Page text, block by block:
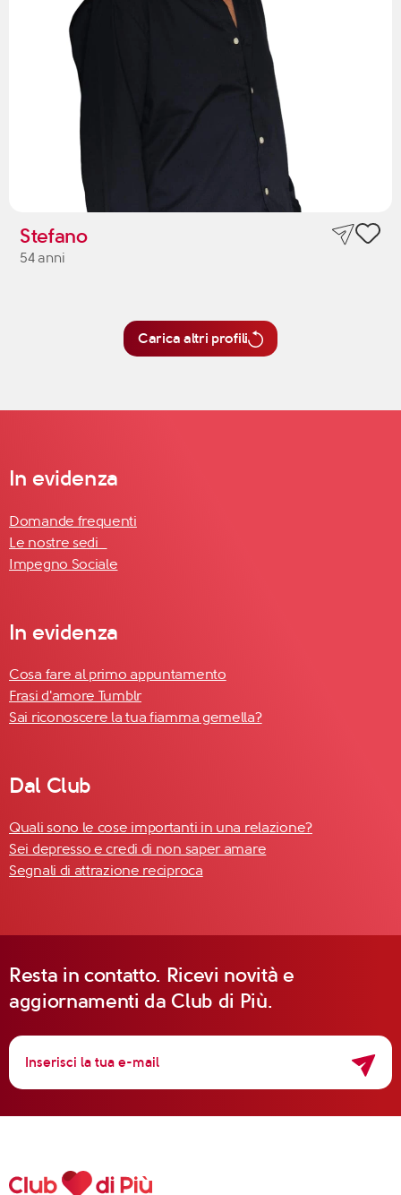
Stefano
54 anni
Carica altri profili
In evidenza
Domande frequenti
Le nostre sedi
Impegno Sociale
In evidenza
Cosa fare al primo appuntamento
Frasi d'amore Tumblr
Sai riconoscere la tua fiamma gemella?
Dal Club
Quali sono le cose importanti in una relazione?
Sei depresso e credi di non saper amare
Segnali di attrazione reciproca
Resta in contatto. Ricevi novità e
aggiornamenti da Club di Più.